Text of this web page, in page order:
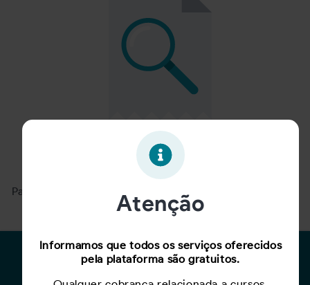
Oportunidade expirada!
Para ver mais, acesse a página
Para Candidatos
Atenção
Informamos que todos os serviços oferecidos
pela plataforma são gratuitos.